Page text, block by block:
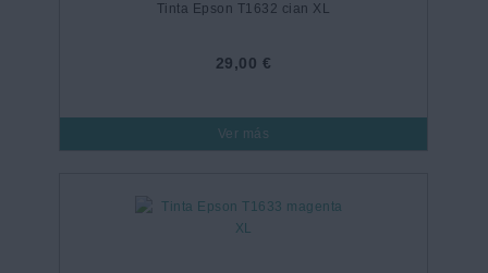
Tinta Epson T1632 cian XL
29,00 €
Ver más